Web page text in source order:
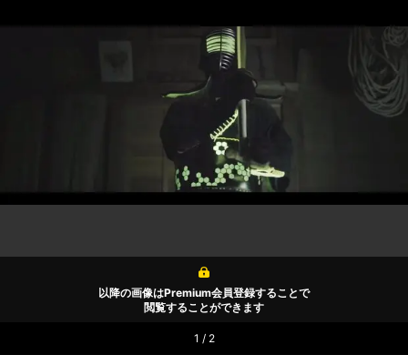
以降の画像はPremium会員登録することで
閲覧することができます
1 / 2